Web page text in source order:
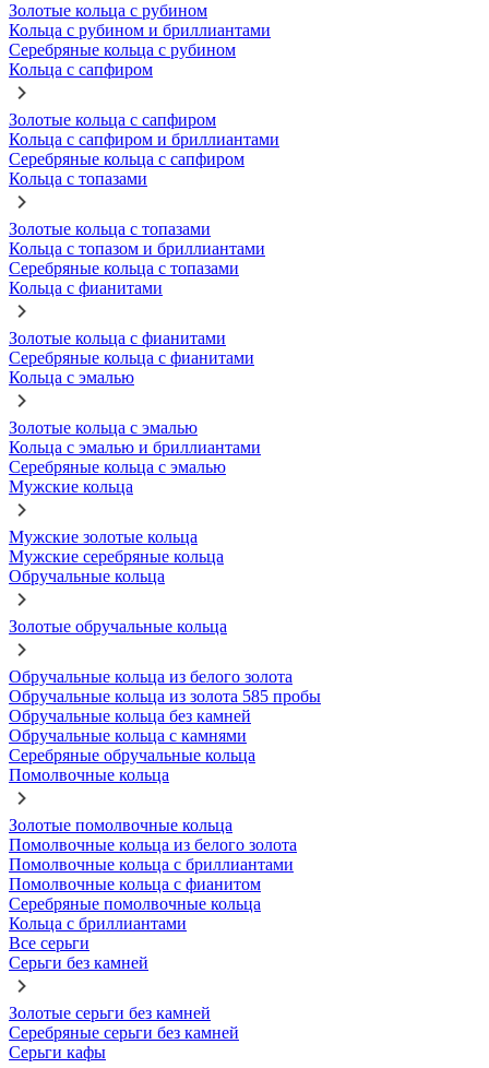
Золотые кольца с рубином
Кольца с рубином и бриллиантами
Серебряные кольца с рубином
Кольца с сапфиром
Золотые кольца с сапфиром
Кольца с сапфиром и бриллиантами
Серебряные кольца с сапфиром
Кольца с топазами
Золотые кольца с топазами
Кольца с топазом и бриллиантами
Серебряные кольца с топазами
Кольца с фианитами
Золотые кольца с фианитами
Серебряные кольца с фианитами
Кольца с эмалью
Золотые кольца с эмалью
Кольца с эмалью и бриллиантами
Серебряные кольца с эмалью
Мужские кольца
Мужские золотые кольца
Мужские серебряные кольца
Обручальные кольца
Золотые обручальные кольца
Обручальные кольца из белого золота
Обручальные кольца из золота 585 пробы
Обручальные кольца без камней
Обручальные кольца с камнями
Серебряные обручальные кольца
Помолвочные кольца
Золотые помолвочные кольца
Помолвочные кольца из белого золота
Помолвочные кольца с бриллиантами
Помолвочные кольца с фианитом
Серебряные помолвочные кольца
Кольца с бриллиантами
Все серьги
Серьги без камней
Золотые серьги без камней
Серебряные серьги без камней
Серьги кафы